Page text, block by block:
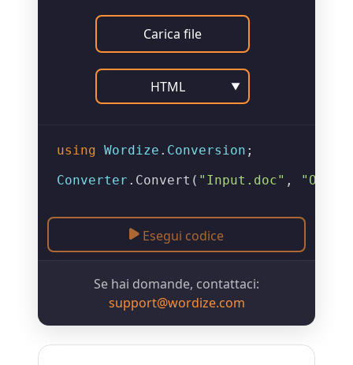
Carica file
HTML ▼
using Wordize . Conversion ;
Converter . Convert ( "Input.doc" ,
Esegui codice
Se hai domande, contattaci:
support@wordize.com